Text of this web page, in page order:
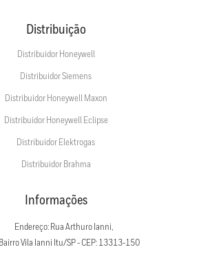
Distribuição
Distribuidor Honeywell
Distribuidor Siemens
Distribuidor Honeywell Maxon
Distribuidor Honeywell Eclipse
Distribuidor Elektrogas
Distribuidor Brahma
Informações
Endereço: Rua Arthuro Ianni,
Vila Ianni Itu/SP - CEP: 13313-150